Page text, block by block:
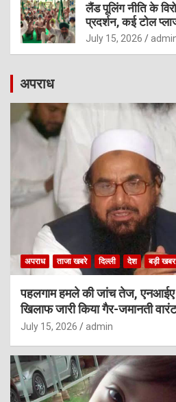
लैंड पूलिंग नीति के
प्रदर्शन, कई टोल
July 15, 2026
अपराध
अपराध ताजा खबरे दिल्ली देश बड़ी खबर
पहलगाम हमले की जांच तेज,
खिलाफ जारी किया गैर-जमानती वारंट
July 15, 2026 admin